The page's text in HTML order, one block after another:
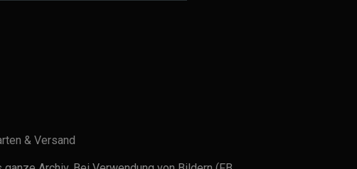
& Versand